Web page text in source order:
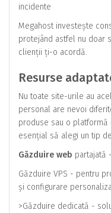
incidente
Megahost investește
protejând astfel nu doar
clienții ți-o acordă.
Resurse
Nu toate site-urile au
personal are nevoi
produse sau o platformă
esențial să alegi un tip
Găzduire web partajată
Găzduire VPS - pentru
și configurare
>Găzduire dedicată -